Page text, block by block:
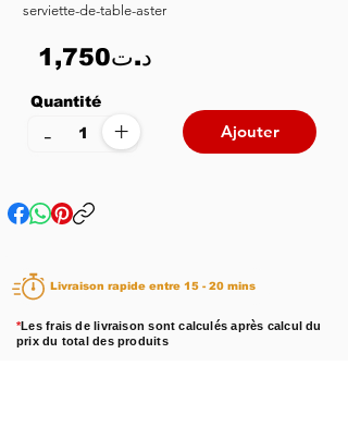
serviette-de-table-aster
1,750د.ت
Quantité
+
- Ajouter
Livraison rapide entre 15 - 20 mins
*Les frais de livraison sont calculés après calcul du
prix du total des produits